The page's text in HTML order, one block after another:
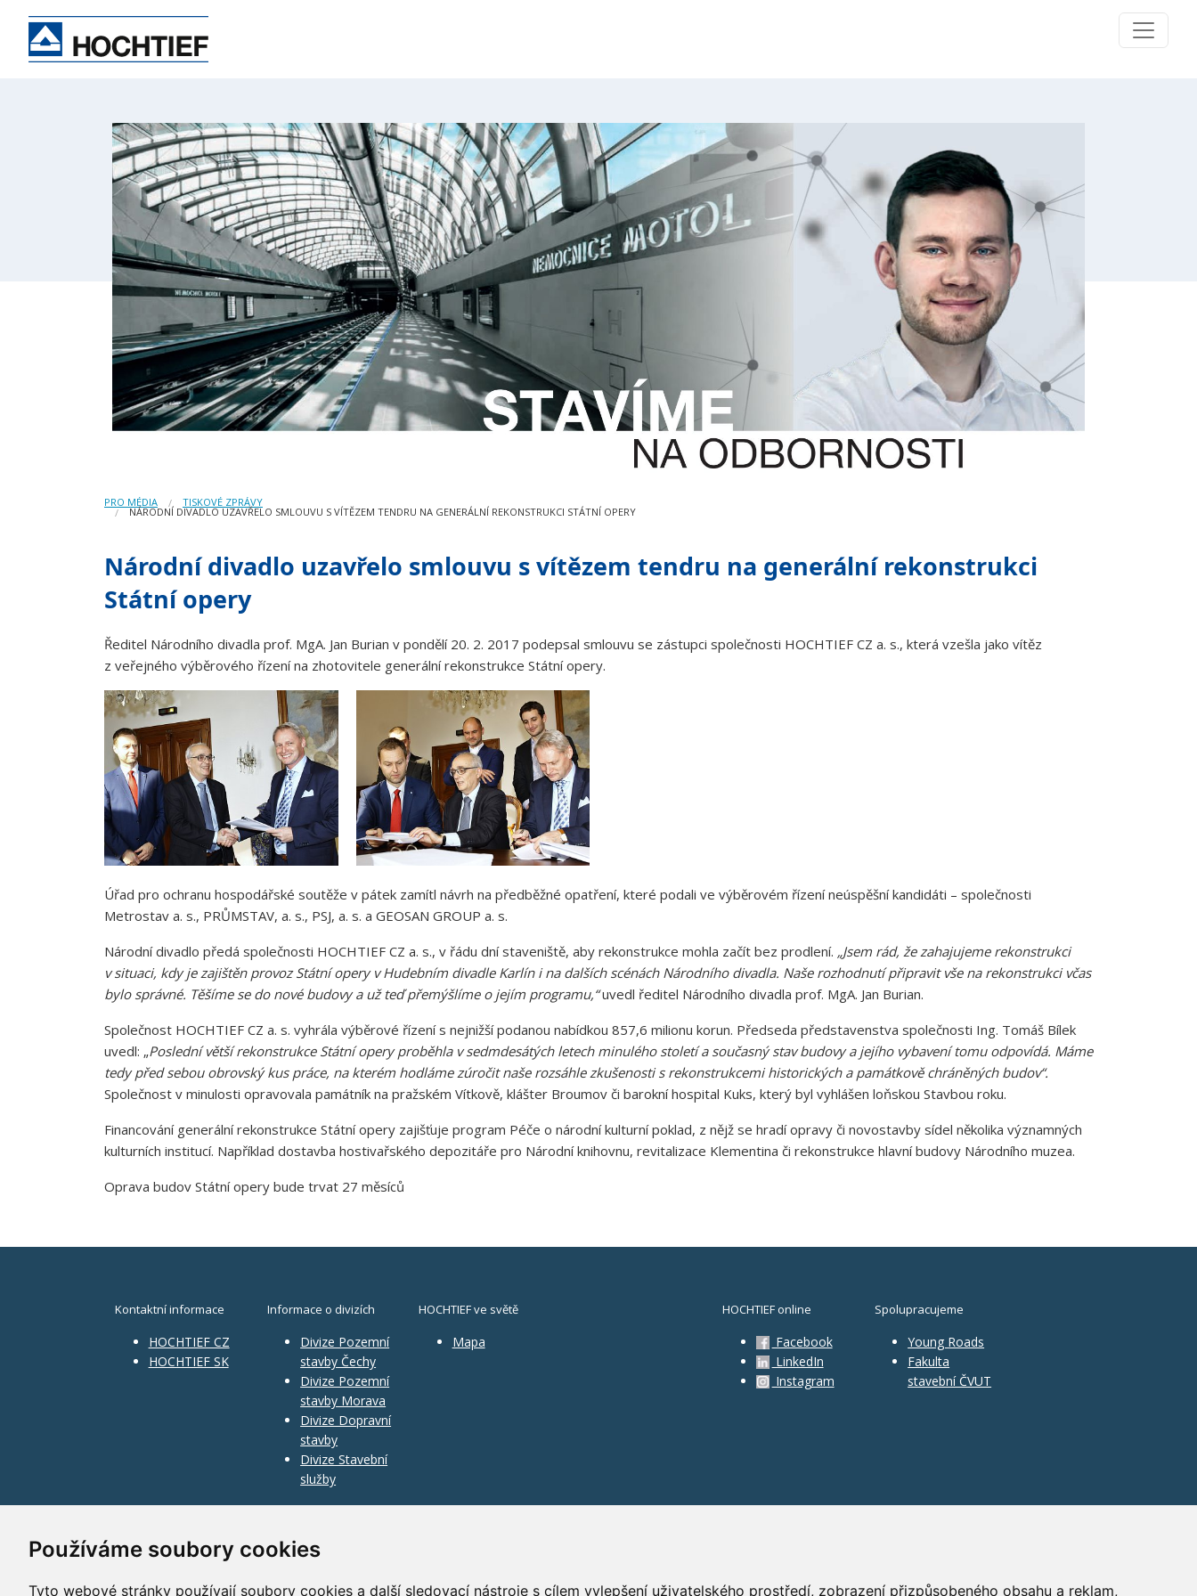
Používáme soubory cookies
Tyto webové stránky používají soubory cookies a další sledovací nástroje s cílem vylepšení uživatelského prostředí, zobrazení přizpůsobeného obsahu a reklam,
PRO MÉDIA TISKOVÉ ZPRÁVY
NÁRODNÍ DIVADLO UZAVŘELO SMLOUVU S VÍTĚZEM TENDRU NA GENERÁLNÍ REKONSTRUKCI STÁTNÍ OPERY
Národní divadlo uzavřelo smlouvu s vítězem tendru na generální rekonstrukci
Státní opery
Ředitel Národního divadla prof. MgA. Jan Burian v pondělí 20. 2. 2017 podepsal smlouvu se zástupci společnosti HOCHTIEF CZ a. s., která vzešla jako vítěz
z veřejného výběrového řízení na zhotovitele generální rekonstrukce Státní opery.
Úřad pro ochranu hospodářské soutěže v pátek zamítl návrh na předběžné opatření, které podali ve výběrovém řízení neúspěšní kandidáti – společnosti
Metrostav a. s., PRŮMSTAV, a. s., PSJ, a. s. a GEOSAN GROUP a. s.
Národní divadlo předá společnosti HOCHTIEF CZ a. s., v řádu dní staveniště, aby rekonstrukce mohla začít bez prodlení. „Jsem rád, že zahajujeme rekonstrukci
v situaci, kdy je zajištěn provoz Státní opery v Hudebním divadle Karlín i na dalších scénách Národního divadla. Naše rozhodnutí připravit vše na rekonstrukci včas
bylo správné. Těšíme se do nové budovy a už teď přemýšlíme o jejím programu,“uvedl ředitel Národního divadla prof. MgA. Jan Burian.
Společnost HOCHTIEF CZ a. s. vyhrála výběrové řízení s nejnižší podanou nabídkou 857,6 milionu korun. Předseda představenstva společnosti Ing. Tomáš Bílek
uvedl: „Poslední větší rekonstrukce Státní opery proběhla v sedmdesátých letech minulého století a současný stav budovy a jejího vybavení tomu odpovídá. Máme
tedy před sebou obrovský kus práce, na kterém hodláme zúročit naše rozsáhle zkušenosti s rekonstrukcemi historických a památkově chráněných budov“.
Společnost v minulosti opravovala památník na pražském Vítkově, klášter Broumov či barokní hospital Kuks, který byl vyhlášen loňskou Stavbou roku.
Financování generální rekonstrukce Státní opery zajišťuje program Péče o národní kulturní poklad, z nějž se hradí opravy či novostavby sídel několika významných
kulturních institucí. Například dostavba hostivařského depozitáře pro Národní knihovnu, revitalizace Klementina či rekonstrukce hlavní budovy Národního muzea.
Oprava budov Státní opery bude trvat 27 měsíců
Kontaktní informace
HOCHTIEF CZ
HOCHTIEF SK
Informace o divizích
Divize Pozemní
stavby Čechy
Divize Pozemní
stavby Morava
Divize Dopravní
stavby
Divize Stavební
služby
HOCHTIEF ve světě
Mapa
HOCHTIEF online
Facebook
LinkedIn
Instagram
Spolupracujeme
Young Roads
Fakulta
stavební ČVUT